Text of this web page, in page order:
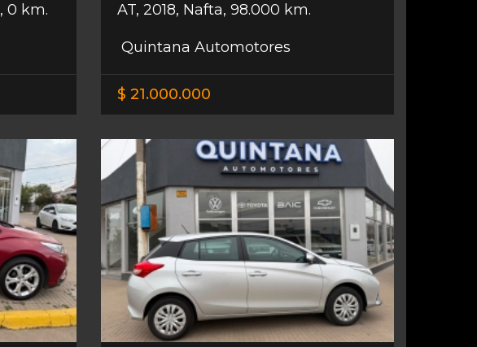
, 0 km.
AT, 2018, Nafta, 98.000 km.
Quintana Automotores
$ 21.000.000